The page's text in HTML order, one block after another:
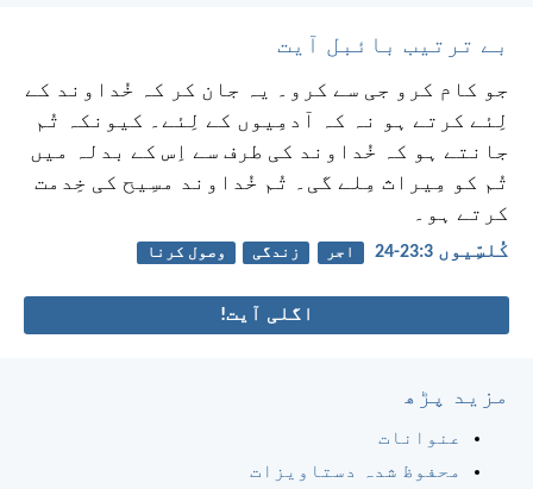
بے ترتیب بائبل آیت
جو کام کرو جی سے کرو۔ یہ جان کر کہ خُداوند کے
لِئے کرتے ہو نہ کہ آدمِیوں کے لِئے۔ کیونکہ تُم
جانتے ہو کہ خُداوند کی طرف سے اِس کے بدلہ میں
تُم کو مِیراث مِلے گی۔ تُم خُداوند مسِیح کی خِدمت
کرتے ہو۔
کُلسِّیوں 3:‏23-‏24 اجر زندگی وصول کرنا
اگلی آیت!
مزید پڑھ
عنوانات
محفوظ شدہ دستاویزات